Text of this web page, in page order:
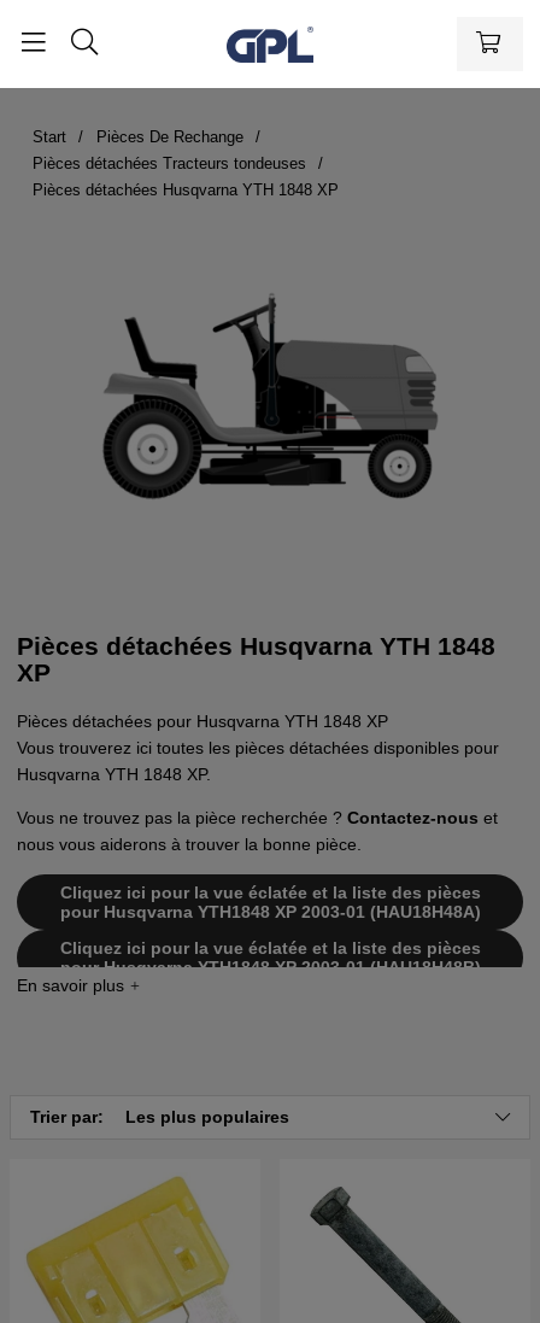
Start
Pièces De Rechange
Pièces détachées Tracteurs tondeuses
Pièces détachées Husqvarna YTH 1848 XP
Pièces détachées Husqvarna YTH 1848
XP
Pièces détachées pour Husqvarna YTH 1848 XP
Vous trouverez ici toutes les pièces détachées disponibles pour
Husqvarna YTH 1848 XP.
Vous ne trouvez pas la pièce recherchée ? Contactez-nous et
nous vous aiderons à trouver la bonne pièce.
Cliquez ici pour la vue éclatée et la liste des pièces
pour Husqvarna YTH1848 XP 2003-01 (HAU18H48A)
Cliquez ici pour la vue éclatée et la liste des pièces
pour Husqvarna YTH1848 XP 2003-01 (HAU18H48B)
Cliquez ici pour la vue éclatée et la liste des pièces
pour Husqvarna YTH1848 XP 2004-01 (HAU18H48F)
Cliquez ici pour la vue éclatée et la liste des pièces
pour Husqvarna YTH1848 XP 2004-09 (HAU18H48G)
Cliquez ici pour la vue éclatée et la liste des pièces
pour Husqvarna YTH1848 XP 2004-09 (HAU18H48H)
Trier par: Les plus populaires